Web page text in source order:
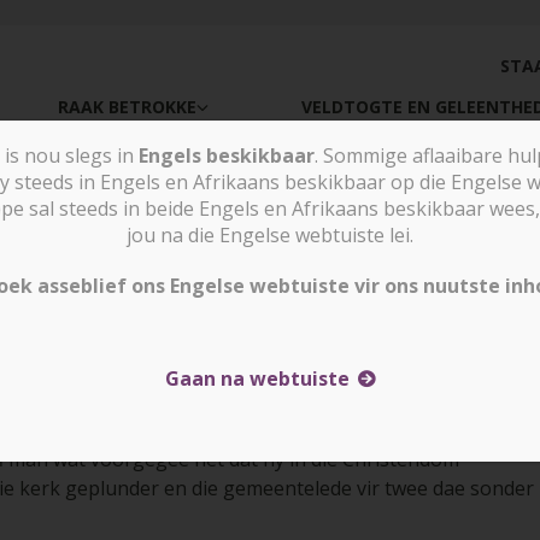
RAAK BETROKKE VELDTOGTE EN
man wat voorgegee het dat hy in die Christendom
kerk geplunder en die gemeentelede vir twee dae sonder
nou slegs in Engels beskikbaar. Sommige aflaaibare
steeds in Engels en Afrikaans beskikbaar op die Engelse
sal steeds in beide Engels en Afrikaans beskikbaar
jou na die Engelse webtuiste lei.
asseblief ons Engelse webtuiste vir ons nuutste
Gaan na webtuiste